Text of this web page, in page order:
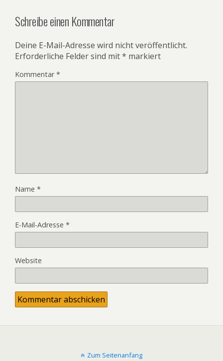
Schreibe einen Kommentar
Deine E-Mail-Adresse wird nicht veröffentlicht.
Erforderliche Felder sind mit* markiert
Kommentar*
Name *
E-Mail-Adresse *
Website
Zum Seitenanfang